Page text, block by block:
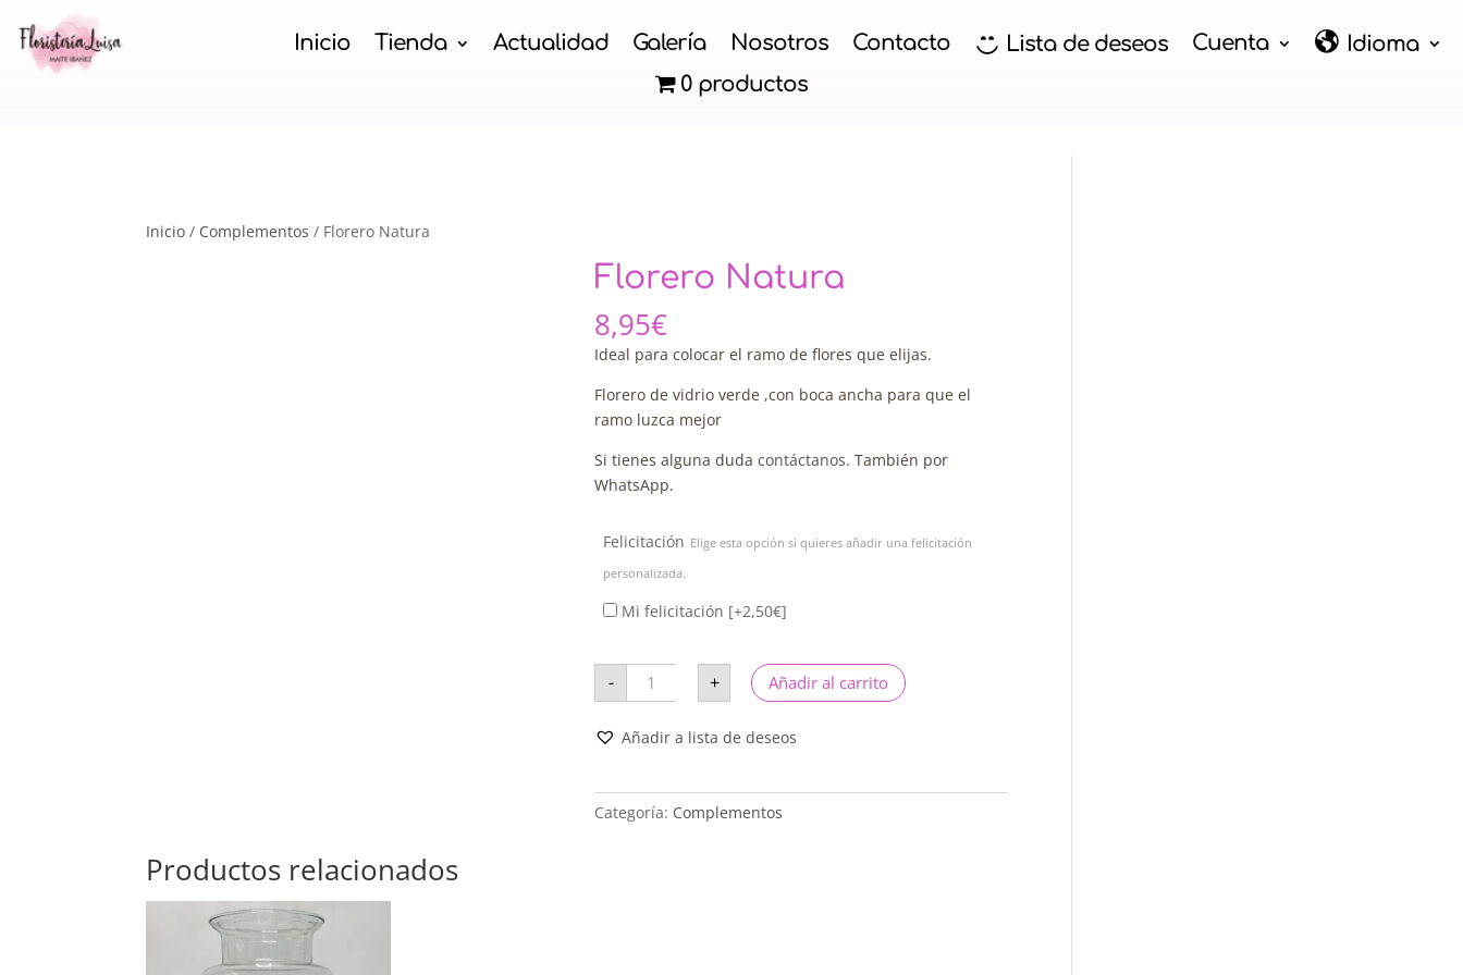
Inicio Tienda Actualidad Galería Nosotros Contacto
Lista de deseos
0 productos
Cuenta Idioma
Inicio / Complementos / Florero Natura
Florero Natura
8,95€
Ideal para colocar el ramo de flores que elijas.
Florero de vidrio verde ,con boca ancha para que el
ramo luzca mejor
Si tienes alguna dudacontáctanos. También por
WhatsApp.
Felicitación Elige esta opción si quieres añadir una felicitación
personalizada.
Mi felicitación [+2,50€]
-
Florero
Natura
cantidad
+ Añadir al carrito
Añadir a lista de deseos
Categoría: Complementos
Productos relacionados